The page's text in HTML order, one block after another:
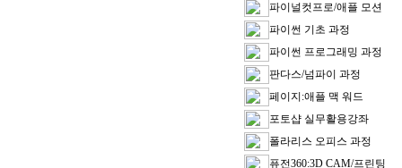
파이널컷프로/애플 모션
파이썬 기초 과정
파이썬 프로그래밍 과정
판다스/넘파이 과정
페이지:애플 맥 워드
포토샵 실무활용강좌
폴라리스 오피스 과정
퓨전360:3D CAM/프린팅